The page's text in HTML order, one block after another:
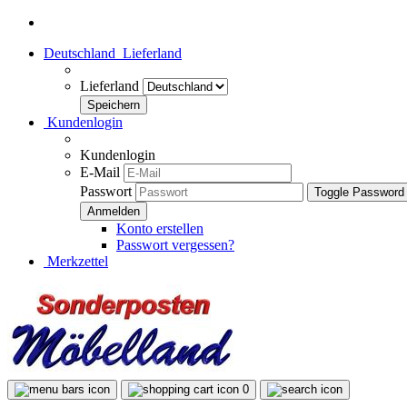
Deutschland Lieferland
Lieferland
Kundenlogin
Kundenlogin
E-Mail
Passwort
Toggle
Konto erstellen
Passwort vergessen?
Merkzettel
0